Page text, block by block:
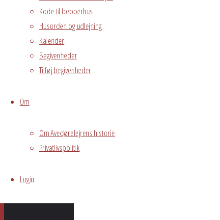
Kode til beboerhus
Husorden og udlejning
Kalender
Begivenheder
Tilføj begivenheder
Om
Om Avedørelejrens historie
Privatlivspolitik
Login